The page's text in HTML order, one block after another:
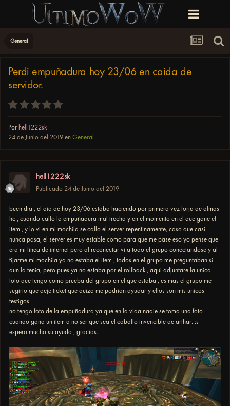
General
Perdi empuñadura hoy 23/06 en caida de
servidor.
Por hell1222sk
24 de Junio del 2019 en General
hell1222sk
Publicado 24 de Junio del 2019
buen dia , el dia de hoy 23/06 estaba haciendo por primera vez forja de almas
hc , cuando callo la empuñadura mal trecha y en el momento en el que gane el
item , y lo vi en mi mochila se callo el server repentinamente, caso que casi
nunca pasa, el server es muy estable como para que me pase eso yo pense que
era mi linea de internet pero al reconectar vi a todo el grupo conectandose y al
fijarme mi mochila ya no estaba el item , todos en el grupo me preguntaban si
aun la tenia, pero pues ya no estaba por el rollback , aqui adjuntare la unica
foto que tengo como prueba del grupo en el que estaba , es mas el grupo me
sugirio que deje ticket que quiza me podrian ayudar y ellos son mis unicos
testigos.
no tengo foto de la empuñadura ya que en la vida nadie se toma una foto
cuando gana un item a no ser que sea el caballo invencible de arthar. :s
espero mucho su ayuda , gracias.